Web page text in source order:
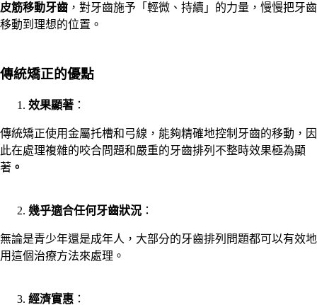
皮筋移動牙齒 ，對牙齒施予「輕微、持續」的力量，慢慢把牙齒
移動到理想的位置。
傳統矯正的優點
效果顯著 ：
傳統矯正使用金屬托槽和弓線，能夠精確地控制牙齒的移動，因
此在處理複雜的咬合問題和嚴重的牙齒排列不整時效果極為顯
著 。
幾乎適合任何牙齒狀況 ：
無論是青少年還是成年人，大部分的牙齒排列問題都可以有效地
用這個治療方法來處理。
經濟實惠 ：